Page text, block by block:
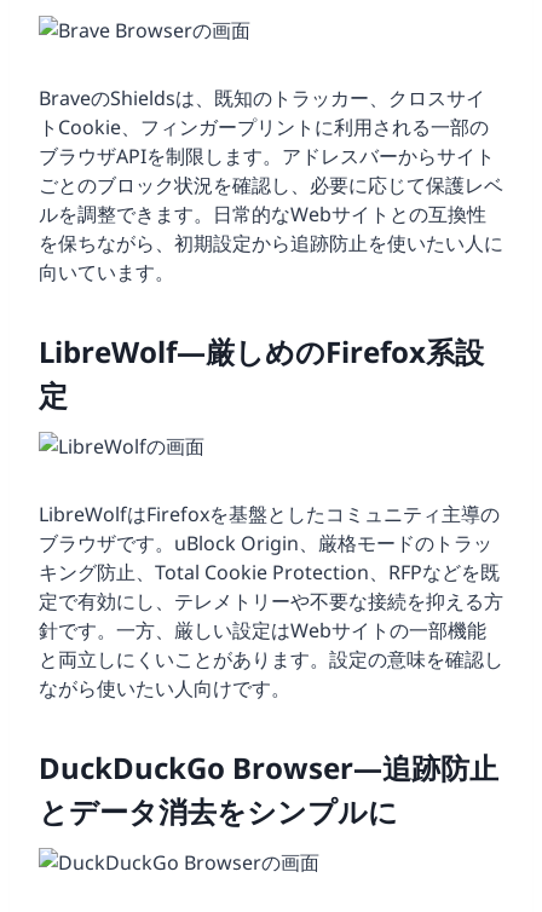
BraveのShieldsは、既知のトラッカー、クロスサイ
トCookie、フィンガープリントに利用される一部の
ブラウザAPIを制限します。アドレスバーからサイト
ごとのブロック状況を確認し、必要に応じて保護レベ
ルを調整できます。日常的なWebサイトとの互換性
を保ちながら、初期設定から追跡防止を使いたい人に
向いています。
LibreWolf—厳しめのFirefox系設
定
LibreWolfはFirefoxを基盤としたコミュニティ主導の
ブラウザです。uBlock Origin、厳格モードのトラッ
キング防止、Total Cookie Protection、RFPなどを既
定で有効にし、テレメトリーや不要な接続を抑える方
針です。一方、厳しい設定はWebサイトの一部機能
と両立しにくいことがあります。設定の意味を確認し
ながら使いたい人向けです。
DuckDuckGo Browser—追跡防止
とデータ消去をシンプルに